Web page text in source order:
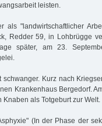
leisten.
als "landwirtschaftlicher
Redder 59, in Lohbrügge
später, am 23.
Kurz nach
Krankenhaus Bergedorf.
als Totgeburt zur Welt.
(In der Phase der